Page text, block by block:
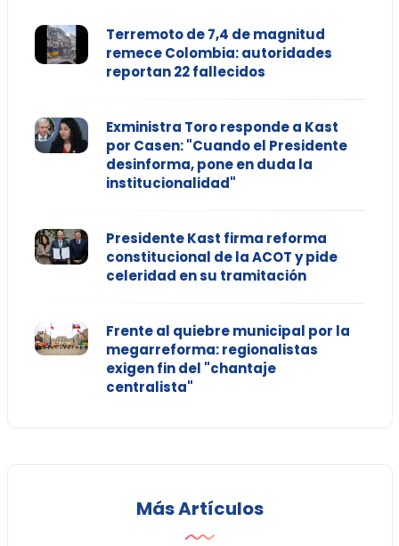
Terremoto de 7,4 de magnitud
remece Colombia: autoridades
reportan 22 fallecidos
Exministra Toro responde a Kast
por Casen: "Cuando el Presidente
desinforma, pone en duda la
institucionalidad"
Presidente Kast firma reforma
constitucional de la ACOT y pide
celeridad en su tramitación
Frente al quiebre municipal por la
megarreforma: regionalistas
exigen fin del "chantaje
centralista"
Más Artículos